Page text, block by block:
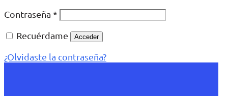
Contraseña *
Recuérdame
Acceder
¿Olvidaste la contraseña?